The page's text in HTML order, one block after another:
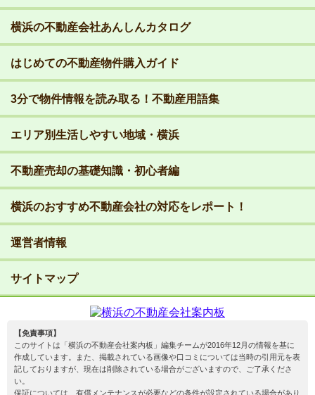
【免責事項】
このサイトは「横浜の不動産会社案内板」編集チームが2016年12月の情報を基に
作成しています。また、掲載されている画像や口コミについては当時の引用元を表
記しておりますが、現在は削除されている場合がございますので、ご了承くださ
い。
保証については、有償メンテナンスが必要などの条件が設定されている場合があり
横浜の不動産会社あんしんカタログ
はじめての不動産物件購入ガイド
3分で物件情報を読み取る！不動産用語集
エリア別生活しやすい地域・横浜
不動産売却の基礎知識・初心者編
横浜のおすすめ不動産会社の対応をレポート！
運営者情報
サイトマップ